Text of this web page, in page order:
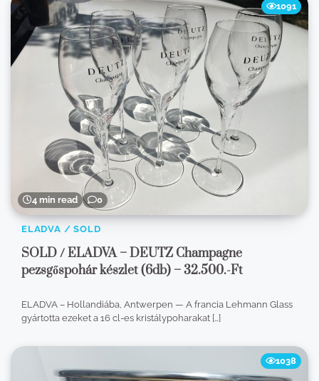
4 min read 0
1091
ELADVA / SOLD
SOLD / ELADVA – DEUTZ Champagne
pezsgőspohár készlet (6db) – 32.500.-Ft
ELADVA – Hollandiába, Antwerpen — A francia Lehmann Glass
gyártotta ezeket a 16 cl-es kristálypoharakat […]
1038